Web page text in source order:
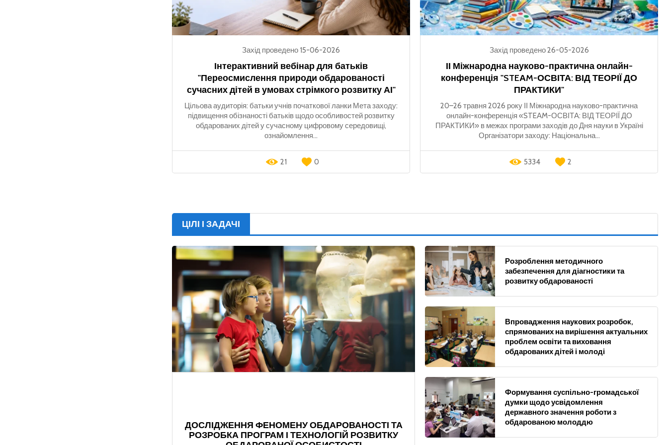
Захід проведено 15-06-2026
Інтерактивний вебінар для батьків
"Переосмислення природи обдарованості
сучасних дітей в умовах стрімкого розвитку АІ"
Цільова аудиторія: батьки учнів початкової ланки Мета заходу:
підвищення обізнаності батьків щодо особливостей розвитку
обдарованих дітей у сучасному цифровому середовищі,
ознайомлення...
21 0
Захід проведено 26-05-2026
ІІ Міжнародна науково-практична онлайн-
конференція "STEАM-ОСВІТА: ВІД ТЕОРІЇ ДО
ПРАКТИКИ"
20–26 травня 2026 року ІІ Міжнародна науково-практична
онлайн-конференція «STEАM-ОСВІТА: ВІД ТЕОРІЇ ДО
ПРАКТИКИ» в межах програми заходів до Дня науки в Україні
Організатори заходу: Національна...
5334 2
ЦІЛІ І ЗАДАЧІ
ДОСЛІДЖЕННЯ ФЕНОМЕНУ ОБДАРОВАНОСТІ ТА
РОЗРОБКА ПРОГРАМ І ТЕХНОЛОГІЙ РОЗВИТКУ
Розроблення методичного
забезпечення для діагностики та
розвитку обдарованості
Впровадження наукових розробок,
спрямованих на вирішення актуальних
проблем освіти та виховання
обдарованих дітей і молоді
Формування суспільно-громадської
думки щодо усвідомлення
державного значення роботи з
обдарованою молоддю